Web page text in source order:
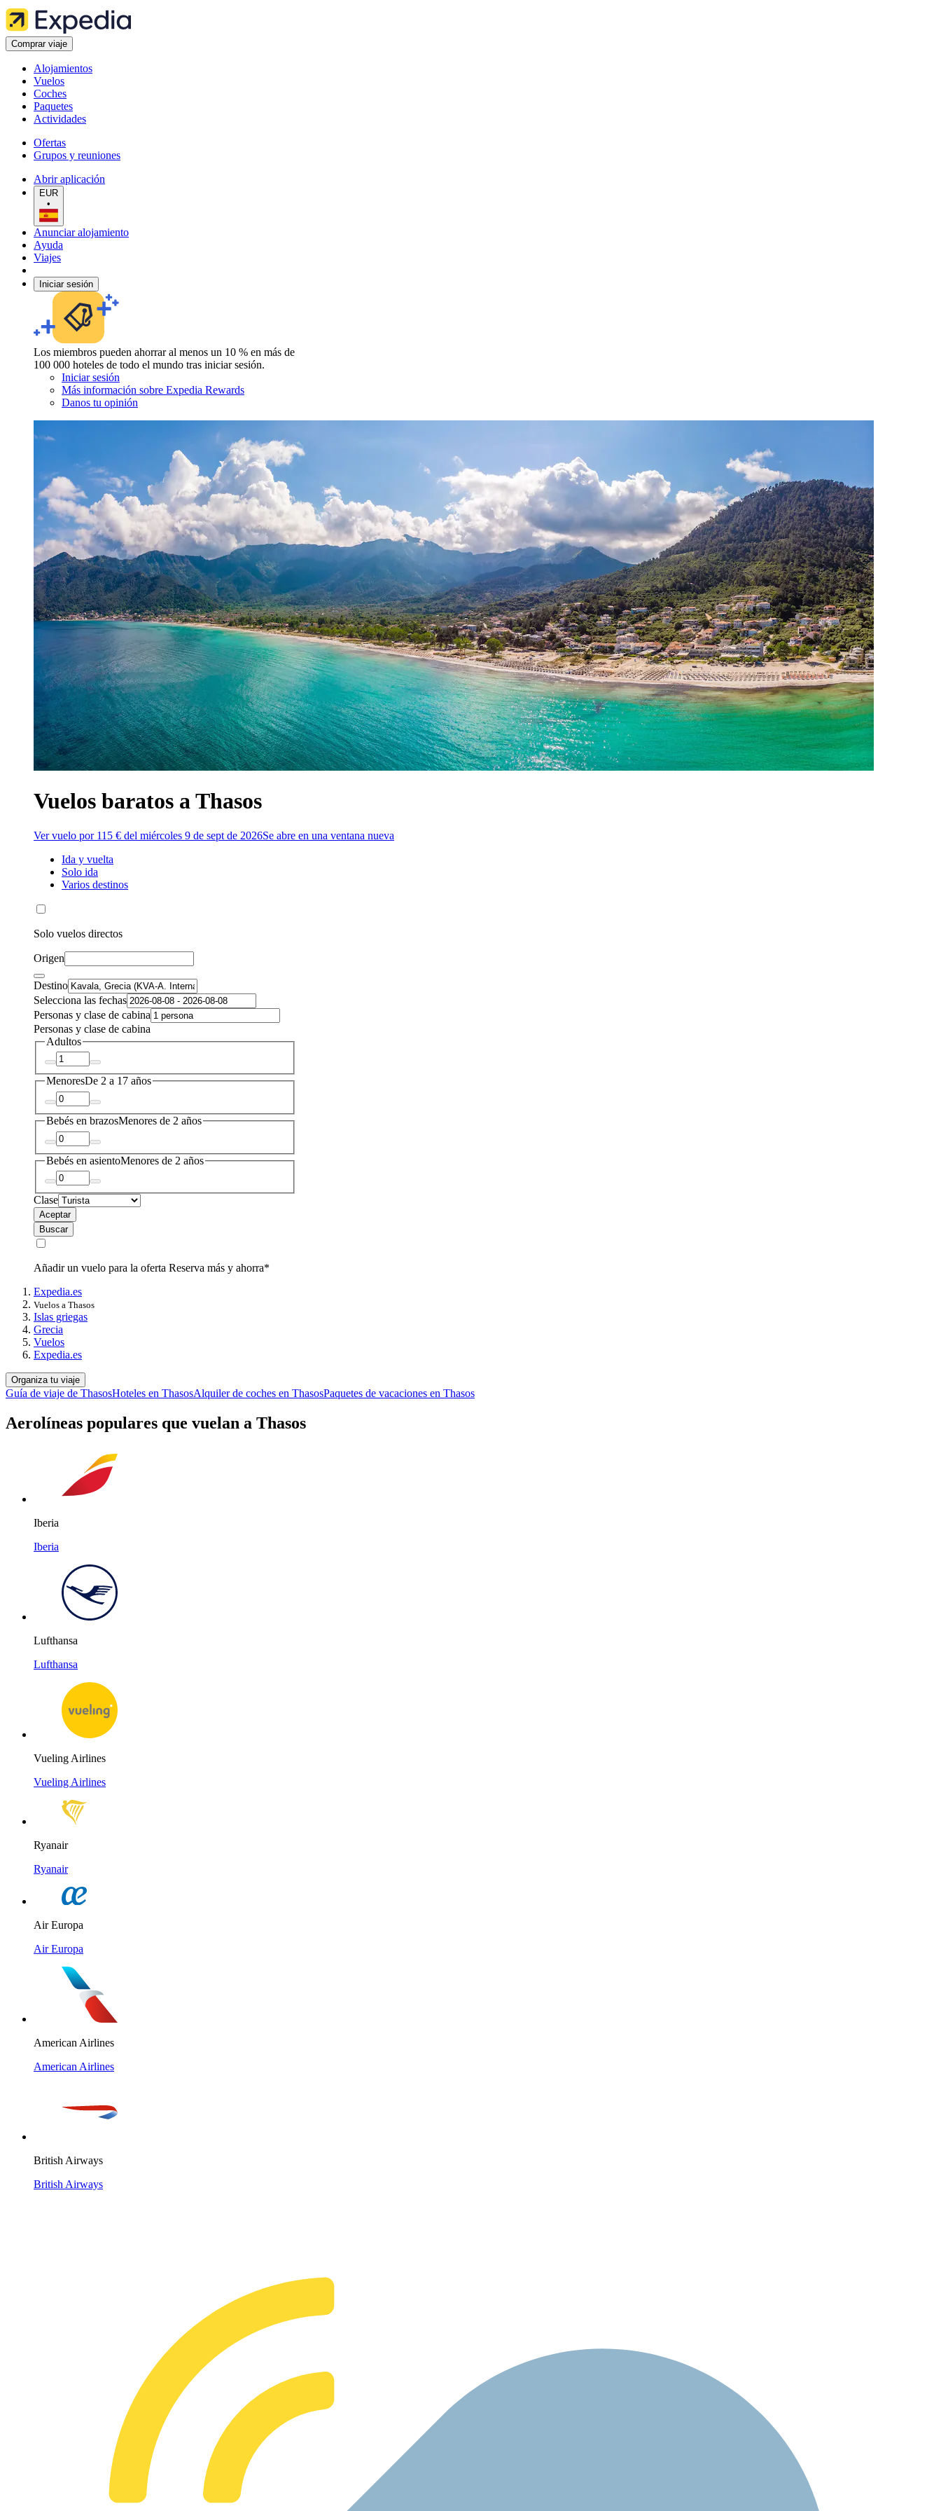
Comprar viaje
Alojamientos
Vuelos
Coches
Paquetes
Actividades
Ofertas
Grupos y reuniones
Abrir aplicación
EUR
•
Anunciar alojamiento
Ayuda
Viajes
Iniciar sesión
Los miembros pueden ahorrar al menos un 10 % en más de
100 000 hoteles de todo el mundo tras iniciar sesión.
Iniciar sesión
Más información sobre Expedia Rewards
Danos tu opinión
Vuelos baratos a Thasos
Ver vuelo por 115 € del miércoles 9 de sept de 2026Se abre en una ventana nueva
Ida y vuelta
Solo ida
Varios destinos
Solo vuelos directos
Origen
Destino
Selecciona las fechas
Personas y clase de cabina
Personas y clase de cabina
Adultos
MenoresDe 2 a 17 años
Bebés en brazosMenores de 2 años
Bebés en asientoMenores de 2 años
Clase
Aceptar
Buscar
Añadir un vuelo para la oferta Reserva más y ahorra*
Expedia.es
Vuelos a Thasos
Islas griegas
Grecia
Vuelos
Expedia.es
Organiza tu viaje
Guía de viaje de ThasosHoteles en ThasosAlquiler de coches en ThasosPaquetes de vacaciones en Thasos
Aerolíneas populares que vuelan a Thasos
Iberia
Iberia
Lufthansa
Lufthansa
Vueling Airlines
Vueling Airlines
Ryanair
Ryanair
Air Europa
Air Europa
American Airlines
American Airlines
British Airways
British Airways